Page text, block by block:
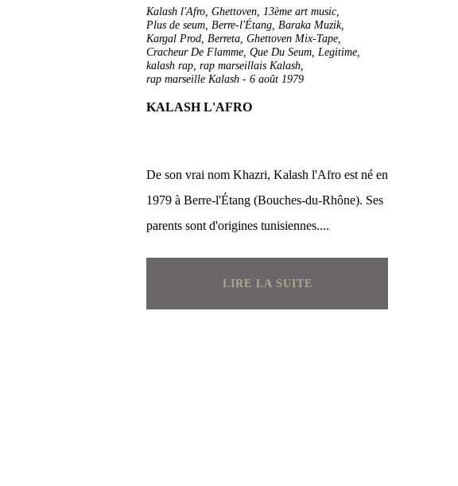
Kalash l'Afro, Ghettoven, 13ème art music,
Plus de seum, Berre-l'Étang, Baraka Muzik,
Kargal Prod, Berreta, Ghettoven Mix-Tape,
Cracheur De Flamme, Que Du Seum, Legitime,
kalash rap, rap marseillais Kalash,
rap marseille Kalash - 6 août 1979
KALASH L'AFRO
De son vrai nom Khazri, Kalash l'Afro est né en
1979 à Berre-l'Étang (Bouches-du-Rhône). Ses
parents sont d'origines tunisiennes....
LIRE LA SUITE